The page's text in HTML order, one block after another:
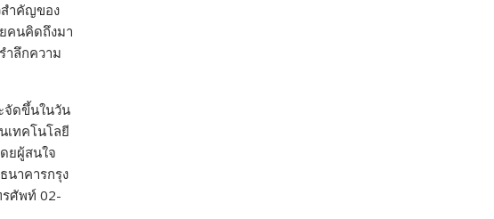
สำคัญของ
คนคิดถึงมา
ำลึกความ
จัดขึ้นในวัน
เทคโนโลยี
ยผู้สนใจ
นาคารกรุง
ศัพท์ 02-